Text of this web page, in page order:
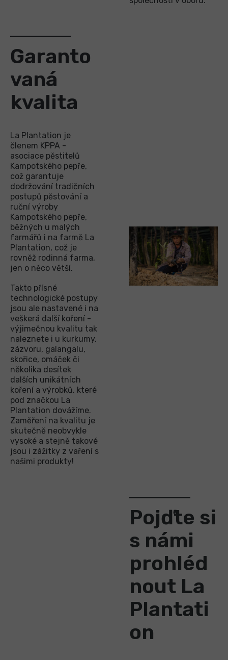
Garanto
vaná
kvalita
La Plantation je
členem KPPA -
asociace pěstitelů
Kampotského pepře,
což garantuje
dodržování tradičních
postupů pěstování a
ruční výroby
Kampotského pepře,
běžných u malých
farmářů i na farmě La
Plantation, což je
rovněž rodinná farma,
jen o něco větší.
Takto přísné
technologické postupy
jsou ale nastavené i na
veškerá další koření -
výjimečnou kvalitu tak
naleznete i u kurkumy,
zázvoru, galangalu,
skořice, omáček či
několika desítek
dalších unikátních
koření a výrobků, které
pod značkou La
Plantation dovážíme.
Zaměření na kvalitu je
skutečně neobvykle
vysoké a stejně takové
jsou i zážitky z vaření s
našimi produkty!
Pojďte si
s námi
prohléd
nout La
Plantati
on